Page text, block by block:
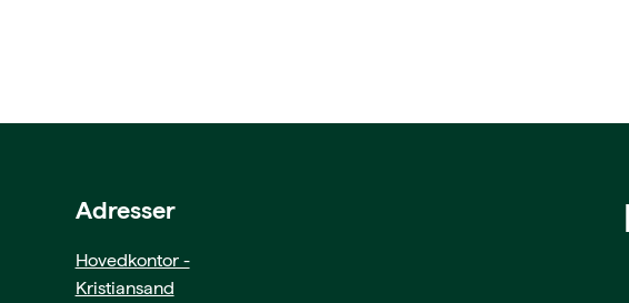
Adresser
Hovedkontor -
Kristiansand